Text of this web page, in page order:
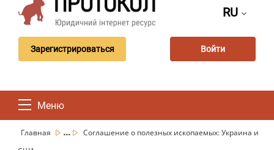
RU
Зарегистрироваться Войти
Меню
Главная ...
Соглашение о полезных ископаемых: Украина и